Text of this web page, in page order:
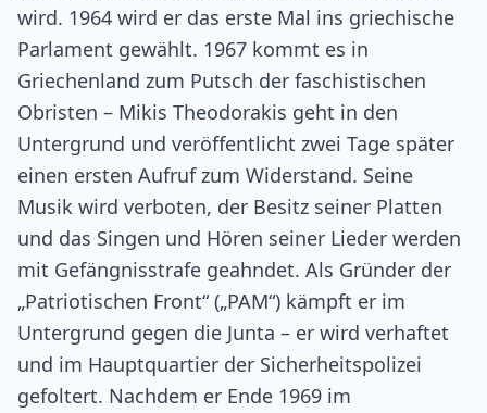
wird. 1964 wird er das erste Mal ins griechische
Parlament gewählt. 1967 kommt es in
Griechenland zum Putsch der faschistischen
Obristen – Mikis Theodorakis geht in den
Untergrund und veröffentlicht zwei Tage später
einen ersten Aufruf zum Widerstand. Seine
Musik wird verboten, der Besitz seiner Platten
und das Singen und Hören seiner Lieder werden
mit Gefängnisstrafe geahndet. Als Gründer der
„Patriotischen Front“ („PAM“) kämpft er im
Untergrund gegen die Junta – er wird verhaftet
und im Hauptquartier der Sicherheitspolizei
gefoltert. Nachdem er Ende 1969 im